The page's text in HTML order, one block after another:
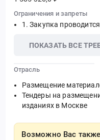
Ограничения и запреты
Закупка
ПОКАЗАТЬ ВСЕ
Отрасль
Размещение
Тендеры на
изданиях в Москве
Возможно Вас